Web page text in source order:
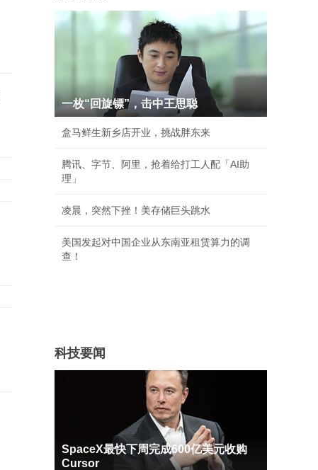
一枚“回旋镖”，击中王思聪
盒马鲜生新乡店开业，挑战胖东来
腾讯、字节、阿里，抢着给打工人配「AI助
理」
凌晨，突然下挫！美存储巨头跳水
美国发起对中国企业从东南亚租赁算力的调
查！
科技要闻
SpaceX最快下周完成600亿美元收购
Cursor